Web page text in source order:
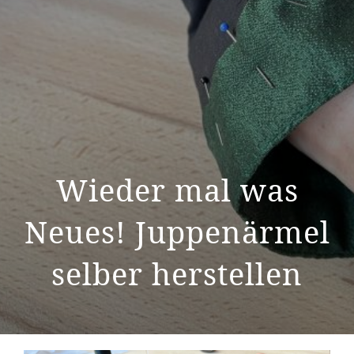
Wieder mal was
Neues! Juppenärmel
selber herstellen